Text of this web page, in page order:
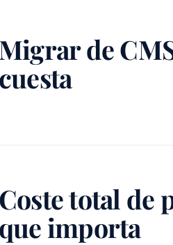
Migrar de
cuesta
Coste total de
que importa